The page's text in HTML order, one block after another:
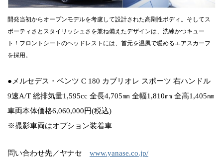
開発当初からオープンモデルを考慮して設計された高剛性ボディ。そしてス
ポーティさとスタイリッシュさを兼ね備えたデザインは、洗練かつキュー
ト！フロントシートのヘッドレストには、首元を温風で暖めるエアスカーフ
を採用。
●メルセデス・ベンツ C 180 カブリオレ スポーツ 右ハンドル
9速A/T 総排気量1,595cc 全長4,705㎜ 全幅1,810㎜ 全高1,405㎜
車両本体価格6,060,000円(税込)
※撮影車両はオプション装着車
問い合わせ先／ヤナセ www.yanase.co.jp/